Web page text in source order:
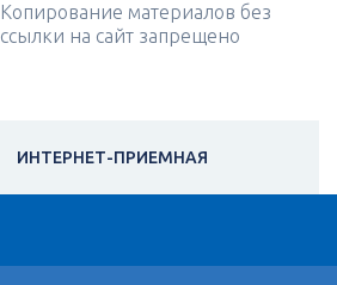
Копирование материалов без
ссылки на сайт запрещено
ИНТЕРНЕТ-ПРИЕМНАЯ